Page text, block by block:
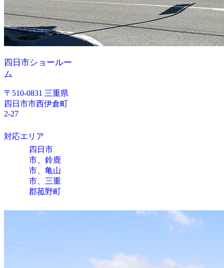
四日市ショールー
ム
〒510-0831 三重県
四日市市西伊倉町
2-27
対応エリア
四日市
市、鈴鹿
市、亀山
市、三重
郡菰野町